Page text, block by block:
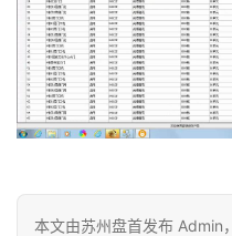
本文由苏州盘首发布 Admin